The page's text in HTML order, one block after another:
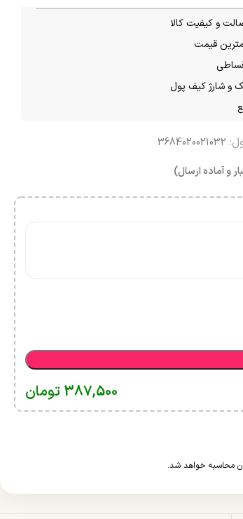
و کیفیت کالا
قیمت
3684020021032
و آماده ارسال)
387,500 تومان